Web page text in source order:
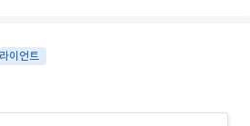
이언트